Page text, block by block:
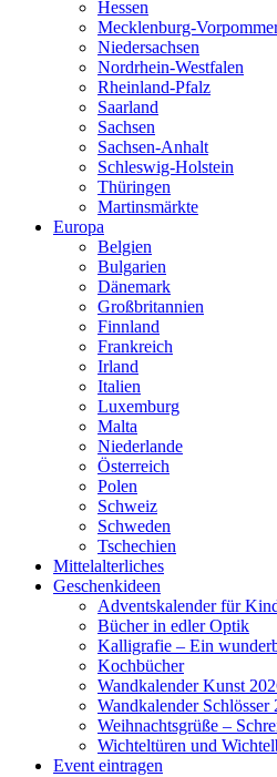
Hessen
Mecklenburg-
Niedersachsen
Nordrhein-Westfalen
Rheinland-Pfalz
Saarland
Sachsen
Sachsen-Anhalt
Schleswig-Holstein
Thüringen
Martinsmärkte
Europa
Belgien
Bulgarien
Dänemark
Großbritannien
Finnland
Frankreich
Irland
Italien
Luxemburg
Malta
Niederlande
Österreich
Polen
Schweiz
Schweden
Tschechien
Mittelalterliches
Geschenkideen
Adventskalender für
Bücher in edler Optik
Kalligrafie – Ein
Kochbücher
Wandkalender Kunst
Wandkalender Schlösser
Weihnachtsgrüße –
Wichteltüren und
Event eintragen